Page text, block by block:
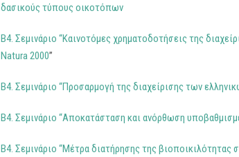
δασικούς τύπους οικοτόπων
Β4. Σεμινάριο “Καινοτόμες χρηματοδοτήσεις της
Natura 2000”
Β4. Σεμινάριο “Προσαρμογή της διαχείρισης των
Β4. Σεμινάριο “Αποκατάσταση και ανόρθωση
B4. Σεμινάριο “Μέτρα διατήρησης της